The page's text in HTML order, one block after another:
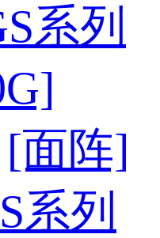
系列
[面阵]
系列